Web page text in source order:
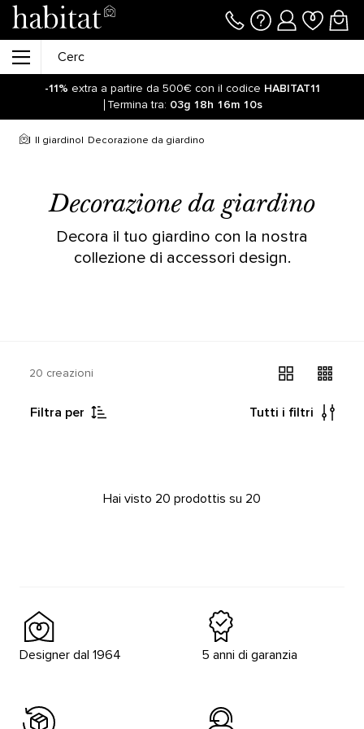
-11% extra a partire da 500€ con il codice HABITAT11
Termina tra: 03g 18h 16m 10s
Il giardino Decorazione da giardino
Decorazione da giardino
Decora il tuo giardino con la nostra
collezione di accessori design.
20 creazioni
Filtra per Tutti i filtri
Hai visto 20 prodottis su 20
Designer dal 1964 5 anni di garanzia